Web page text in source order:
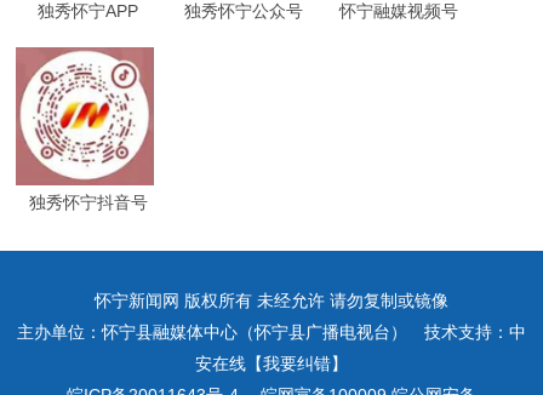
独秀怀宁APP 独秀怀宁公众号 怀宁融媒视频号
独秀怀宁抖音号
怀宁新闻网 版权所有 未经允许 请勿复制或镜像
主办单位：怀宁县融媒体中心（怀宁县广播电视台） 技术支持：中
安在线【我要纠错】